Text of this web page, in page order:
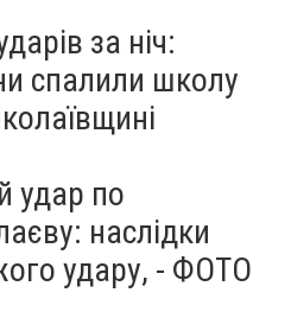
за ніч:
спалили школу
удар по
наслідки
удару, - ФОТО